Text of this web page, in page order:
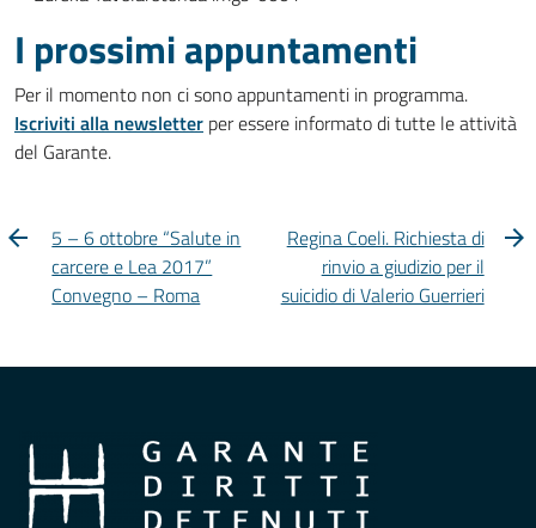
I prossimi appuntamenti
Per il momento non ci sono appuntamenti in programma.
Iscriviti alla newsletter per essere informato di tutte le attività
del Garante.
5 – 6 ottobre “Salute in
carcere e Lea 2017”
Convegno – Roma
Regina Coeli. Richiesta di
rinvio a giudizio per il
suicidio di Valerio Guerrieri